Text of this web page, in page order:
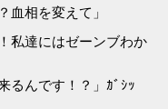
相を変えて」
私達にはゼーンブわか
るんです！？」ｶﾞｼｯ